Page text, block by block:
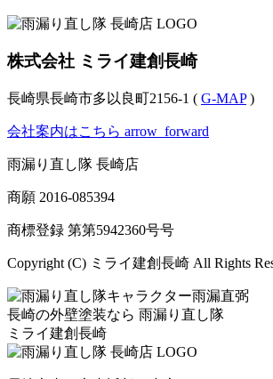
株式会社 ミライ建創長崎
長崎県長崎市多以良町2156-1 ( G-MAP)
会社案内はこちら arrow_forward
雨漏り直し隊 長崎店
商願 2016-085394
商標登録 第第5942360号号
Copyright (C) ミライ建創長崎 All Rights
長崎の外壁塗装なら 雨漏り直し隊
ミライ建創長崎